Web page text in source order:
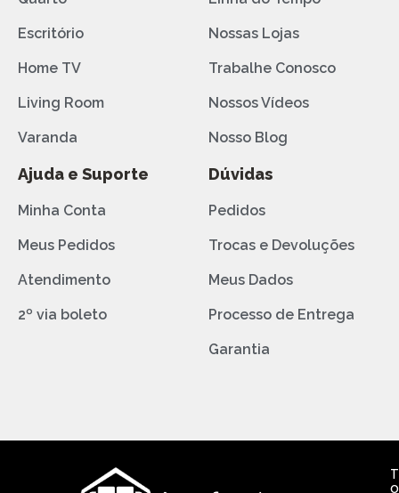
Escritório
Home TV
Living Room
Varanda
Nossas Lojas
Trabalhe Conosco
Nossos Vídeos
Nosso Blog
Ajuda e Suporte
Minha Conta
Meus Pedidos
Atendimento
2º via boleto
Dúvidas
Pedidos
Trocas e Devoluções
Meus Dados
Processo de Entrega
Garantia